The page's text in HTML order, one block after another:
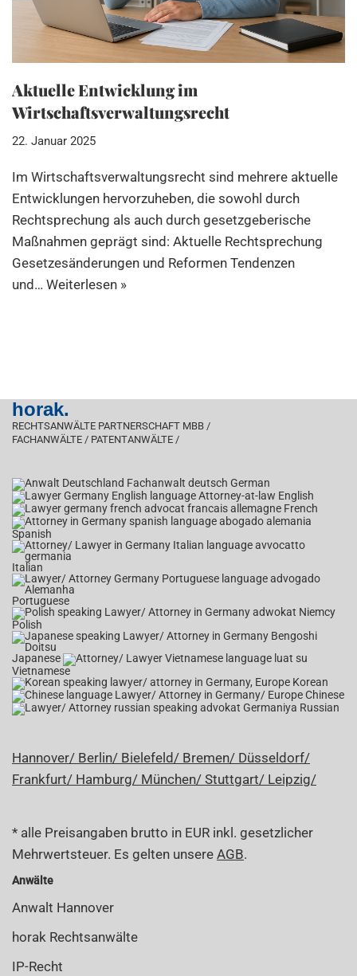
Aktuelle Entwicklung im
Wirtschaftsverwaltungsrecht
22. Januar 2025
Im Wirtschaftsverwaltungsrecht sind mehrere aktuelle
Entwicklungen hervorzuheben, die sowohl durch
Rechtsprechung als auch durch gesetzgeberische
Maßnahmen geprägt sind: Aktuelle Rechtsprechung
Gesetzesänderungen und Reformen Tendenzen
und… Weiterlesen »
horak.
RECHTSANWÄLTE PARTNERSCHAFT MBB /
FACHANWÄLTE / PATENTANWÄLTE /
German
English
French
Spanish
Italian
Portuguese
Polish
Japanese
Vietnamese
Korean
Chinese
Russian
Hannover/ Berlin/ Bielefeld/ Bremen/ Düsseldorf/
Frankfurt/ Hamburg/ München/ Stuttgart/ Leipzig/
* alle Preisangaben brutto in EUR inkl. gesetzlicher
Mehrwertsteuer. Es gelten unsere AGB.
Anwälte
Anwalt Hannover
horak Rechtsanwälte
IP-Recht